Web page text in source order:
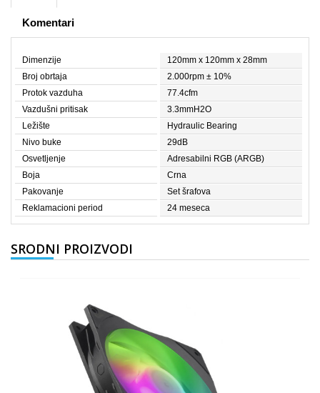
Komentari
Dimenzije
120mm x 120mm x 28mm
Broj obrtaja
2.000rpm ± 10%
Protok vazduha
77.4cfm
Vazdušni pritisak
3.3mmH2O
Ležište
Hydraulic Bearing
Nivo buke
29dB
Osvetljenje
Adresabilni RGB (ARGB)
Boja
Crna
Pakovanje
Set šrafova
Reklamacioni period
24 meseca
SRODNI PROIZVODI